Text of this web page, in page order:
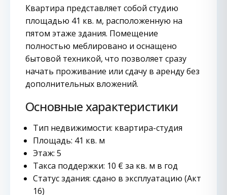
Квартира представляет собой студию
площадью 41 кв. м, расположенную на
пятом этаже здания. Помещение
полностью меблировано и оснащено
бытовой техникой, что позволяет сразу
начать проживание или сдачу в аренду без
дополнительных вложений.
Основные характеристики
Тип недвижимости: квартира-студия
Площадь: 41 кв. м
Этаж: 5
Такса поддержки: 10 € за кв. м в год
Статус здания: сдано в эксплуатацию (Акт
16)